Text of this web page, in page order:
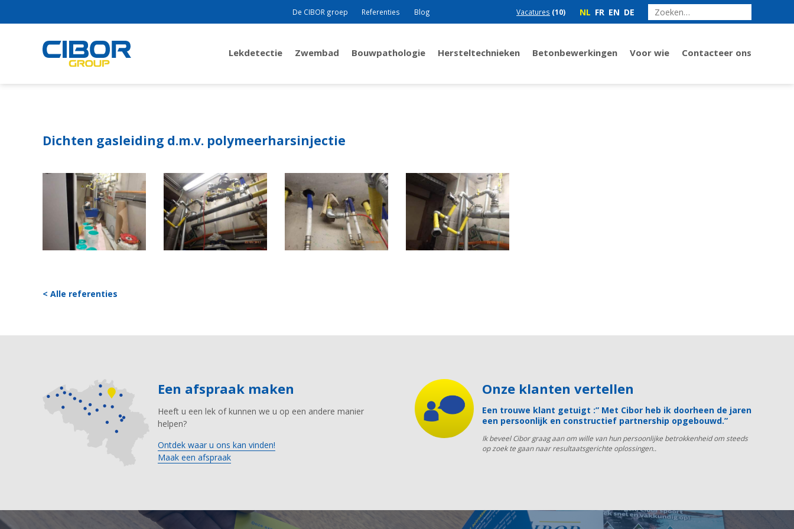
De CIBOR groep Referenties Blog Vacatures (10) NL FR EN DE
Lekdetectie Zwembad Bouwpathologie Hersteltechnieken Betonbewerkingen Voor wie Contacteer ons
Dichten gasleiding d.m.v. polymeerharsinjectie
< Alle referenties
Een afspraak maken
Heeft u een lek of kunnen we u op een andere manier
helpen?
Ontdek waar u ons kan vinden!
Maak een afspraak
Onze klanten vertellen
Een trouwe klant getuigt :” Met Cibor heb ik doorheen de jaren
een persoonlijk en constructief partnership opgebouwd.”
Ik beveel Cibor graag aan om wille van hun persoonlijke betrokkenheid om steeds
op zoek te gaan naar resultaatsgerichte oplossingen..